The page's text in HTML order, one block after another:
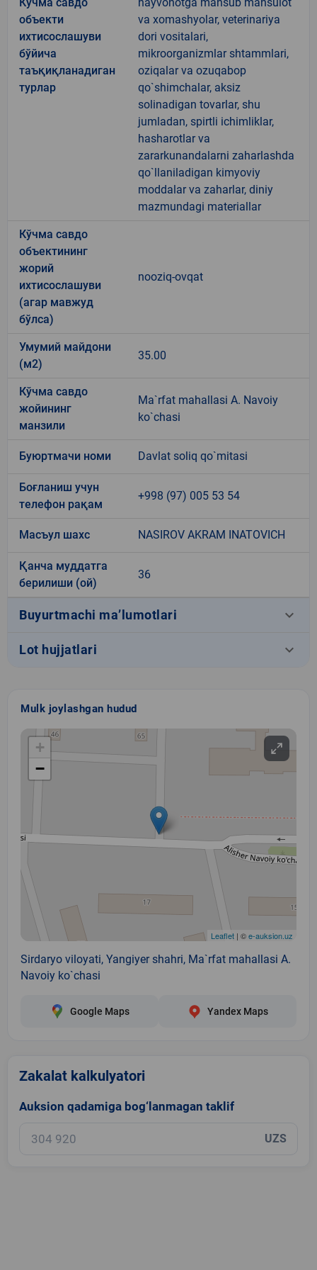
объекти
ихтисослашуви
бўйича
таъқиқланадиган
турлар
va xomashyolar, veterinariya
dori vositalari,
mikroorganizmlar shtammlari,
oziqalar va ozuqabop
qo`shimchalar, aksiz
solinadigan tovarlar, shu
jumladan, spirtli ichimliklar,
hasharotlar va
zararkunandalarni zaharlashda
qo`llaniladigan kimyoviy
moddalar va zaharlar, diniy
mazmundagi materiallar
Кўчма савдо
объектининг
жорий
ихтисослашуви
(агар мавжуд
бўлса)
nooziq-ovqat
Умумий майдони
(м2)
35.00
Кўчма савдо
жойининг
манзили
Ma`rfat mahallasi A. Navoiy
ko`chasi
Буюртмачи номи Davlat soliq qo`mitasi
Боғланиш учун
телефон рақам
+998 (97) 005 53 54
Масъул шахс NASIROV AKRAM INATOVICH
Қанча муддатга
берилиши (ой)
36
Buyurtmachi ma’lumotlari keyboard_arrow_down
Lot hujjatlari keyboard_arrow_down
Mulk joylashgan hudud
+
−
Leaflet | ©e-auksion.uz
Sirdaryo viloyati, Yangiyer shahri, Ma`rfat mahallasi A.
Navoiy ko`chasi
Google Maps Yandex Maps
Zakalat kalkulyatori
Auksion qadamiga bog‘lanmagan taklif
UZS